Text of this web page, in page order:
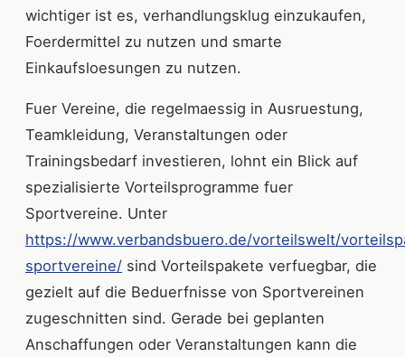
wichtiger ist es, verhandlungsklug einzukaufen,
Foerdermittel zu nutzen und smarte
Einkaufsloesungen zu nutzen.
Fuer Vereine, die regelmaessig in Ausruestung,
Teamkleidung, Veranstaltungen oder
Trainingsbedarf investieren, lohnt ein Blick auf
spezialisierte Vorteilsprogramme fuer
Sportvereine. Unter
https://www.verbandsbuero.de/vorteilswelt/
sportvereine/ sind Vorteilspakete verfuegbar, die
gezielt auf die Beduerfnisse von Sportvereinen
zugeschnitten sind. Gerade bei geplanten
Anschaffungen oder Veranstaltungen kann die